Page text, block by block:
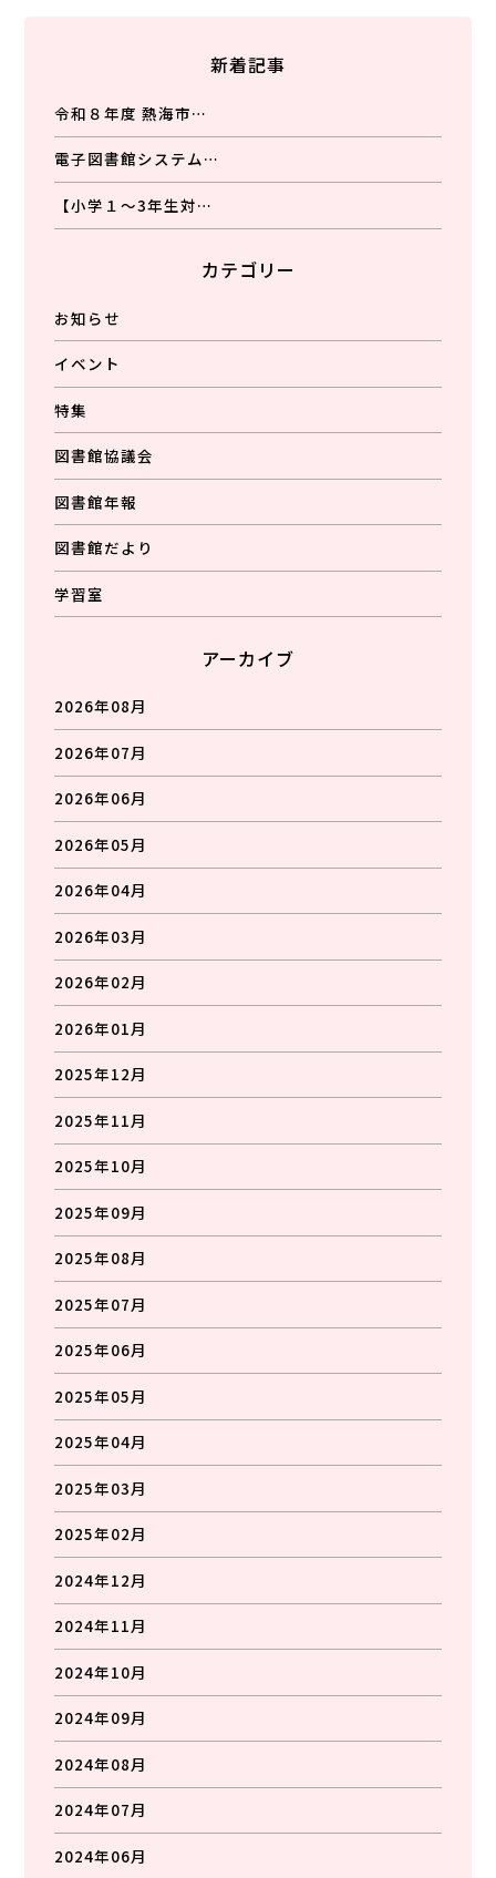
新着記事
令和８年度 熱海市…
電子図書館システム…
【小学１～3年生対…
カテゴリー
お知らせ
イベント
特集
図書館協議会
図書館年報
図書館だより
学習室
アーカイブ
2026年08月
2026年07月
2026年06月
2026年05月
2026年04月
2026年03月
2026年02月
2026年01月
2025年12月
2025年11月
2025年10月
2025年09月
2025年08月
2025年07月
2025年06月
2025年05月
2025年04月
2025年03月
2025年02月
2024年12月
2024年11月
2024年10月
2024年09月
2024年08月
2024年07月
2024年06月